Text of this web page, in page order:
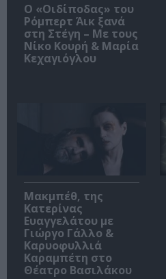
O «Οιδίποδας» του
Ρόμπερτ Άικ ξανά
στη Στέγη – Με τους
Νίκο Κουρή & Μαρία
Κεχαγιόγλου
Μακμπέθ, της
Κατερίνας
Ευαγγελάτου με
Γιώργο Γάλλο &
Καρυοφυλλιά
Καραμπέτη στο
Θέατρο Βασιλάκου